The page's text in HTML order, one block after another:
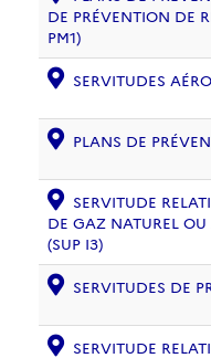
DE PRÉVENTION DE
PM1)
SERVITUDES
PLANS DE
SERVITUDE
DE GAZ NATUREL OU
(SUP I3)
SERVITUDES DE
SERVITUDE